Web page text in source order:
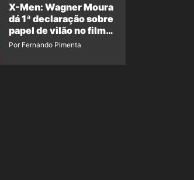
X-Men: Wagner Moura
dá 1ª declaração sobre
papel de vilão no filme
da Marvel
Por Fernando Pimenta